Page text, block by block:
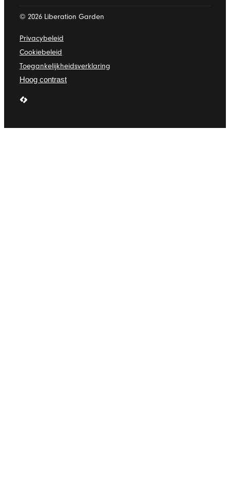
© 2026 Liberation Garden
Privacybeleid
Cookiebeleid
Toegankelijkheidsverklaring
Hoog contrast
LCP nv 2026 ©